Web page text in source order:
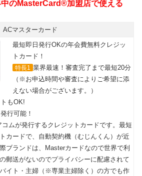
ACマスターカード
最短即日発行OKの年会費無料クレジッ
トカード！
特長1 業界最速！審査完了まで最短20分
（※お申込時間や審査によりご希望に添
えない場合がございます。）
もOK!
行可能！
ムが発行するクレジットカードです。最短
カードで、自動契約機（むじんくん）が近
ブランドは、Masterカードなので世界で利
郵送がないのでプライバシーに配慮されて
イト・主婦（※専業主婦除く）の方でも作